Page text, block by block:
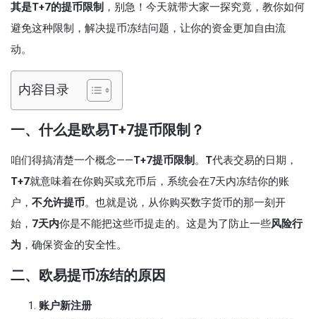
其是T+7的提币限制 ，别急！今天就带大家一探究竟，教你如何
避免这种限制，解决提币冻结问题，让你的资金更加自由流
动。
内容目录
一、什么是欧易T+7提币限制？
咱们得搞清楚一个概念——T+7提币限制 。 T代表交易的日期，
T+7就意味着在你购买或充币后，系统会在7天内冻结你的账
户， 不允许提币。也就是说，从你购买数字货币的那一刻开
始， 7天内你是不能把这些币提走的。这是为了防止一些风险行
为 ，确保资金的安全性。
二、欧易提币冻结的原因
账户新注册